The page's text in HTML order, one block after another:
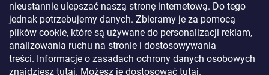
nieustannie ulepszać naszą stronę internetową. Do tego
jednak potrzebujemy danych. Zbieramy je za pomocą
plików cookie, które są używane do personalizacji reklam,
analizowania ruchu na stronie i dostosowywania
treści. Informacje o zasadach ochrony danych osobowych
znajdziesz tutaj. Możesz je dostosować tutaj.
E-MAIL
Podając e-mail, akceptujeszpolitykę prywatności.